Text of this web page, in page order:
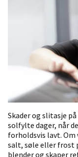
Skader og slitasje
solfylte dager, når
forholdsvis lavt. Om
salt, søle eller frost
blender og skaper